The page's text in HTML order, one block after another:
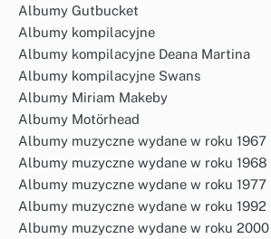
Albumy Gutbucket
Albumy kompilacyjne
Albumy kompilacyjne Deana Martina
Albumy kompilacyjne Swans
Albumy Miriam Makeby
Albumy Motörhead
Albumy muzyczne wydane w roku 1967
Albumy muzyczne wydane w roku 1968
Albumy muzyczne wydane w roku 1977
Albumy muzyczne wydane w roku 1992
Albumy muzyczne wydane w roku 2000